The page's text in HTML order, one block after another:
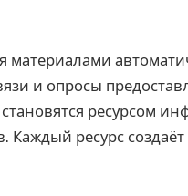
и опросы
ресурсом
Каждый ресурс